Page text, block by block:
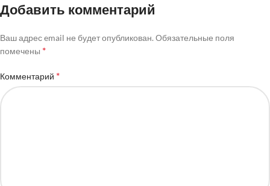
Добавить комментарий
Ваш адрес email не будет опубликован. Обязательные поля
помечены *
Комментарий *